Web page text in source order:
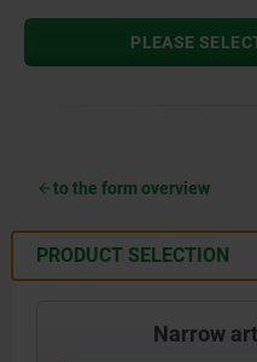
PLEASE
to the form overview
PRODUCT SELECTION
Narrow